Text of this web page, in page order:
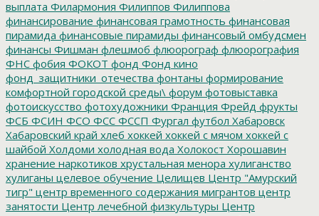
выплата Филармония Филиппов Филиппова
финансирование финансовая грамотность финансовая
пирамида финансовые пирамиды финансовый омбудсмен
финансы Фишман флешмоб флюорограф флюорография
ФНС фобия ФОКОТ фонд Фонд кино
фонд_защитники_отечества фонтаны формирование
комфортной городской среды\ форум фотовыставка
фотоискусство фотохудожники Франция Фрейд фрукты
ФСБ ФСИН ФСО ФСС ФССП Фургал футбол Хабаровск
Хабаровский край хлеб хоккей хоккей с мячом хоккей с
шайбой Холдоми холодная вода Холокост Хорошавин
хранение наркотиков хрустальная менора хулиганство
хулиганы целевое обучение Целищев Центр "Амурский
тигр" центр временного содержания мигрантов центр
занятости Центр лечебной физкультуры Центр